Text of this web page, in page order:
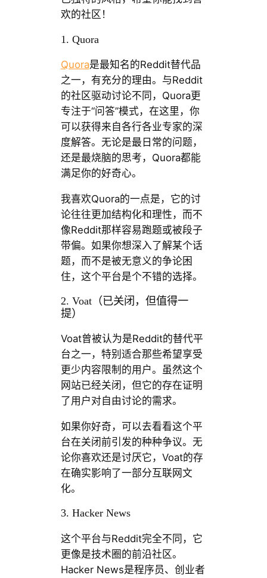
欢的社区！
1. Quora
Quora是最知名的Reddit替代品
之一，有充分的理由。与Reddit
的社区驱动讨论不同，Quora更
专注于“问答”模式，在这里，你
可以获得来自各行各业专家的深
度解答。无论是最日常的问题，
还是最烧脑的思考，Quora都能
满足你的好奇心。
我喜欢Quora的一点是，它的讨
论往往更加结构化和理性，而不
像Reddit那样容易跑题或被段子
带偏。如果你想深入了解某个话
题，而不是被无意义的争论困
住，这个平台是个不错的选择。
2. Voat（已关闭，但值得一
提）
Voat曾被认为是Reddit的替代平
台之一，特别适合那些希望享受
更少内容限制的用户。虽然这个
网站已经关闭，但它的存在证明
了用户对自由讨论的需求。
如果你好奇，可以去看看这个平
台在关闭前引发的种种争议。无
论你喜欢还是讨厌它，Voat的存
在确实影响了一部分互联网文
化。
3. Hacker News
这个平台与Reddit完全不同，它
更像是技术圈的前沿社区。
Hacker News是程序员、创业者